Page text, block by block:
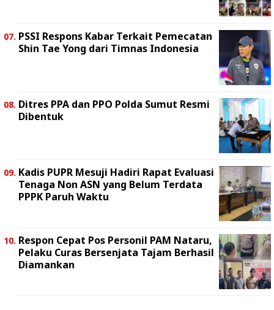
PSSI Respons Kabar Terkait Pemecatan
Shin Tae Yong dari Timnas Indonesia
Ditres PPA dan PPO Polda Sumut Resmi
Dibentuk
Kadis PUPR Mesuji Hadiri Rapat Evaluasi
Tenaga Non ASN yang Belum Terdata
PPPK Paruh Waktu
Respon Cepat Pos Personil PAM Nataru,
Pelaku Curas Bersenjata Tajam Berhasil
Diamankan